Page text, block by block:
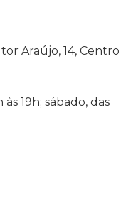
Araújo, 14, Centro
19h; sábado, das